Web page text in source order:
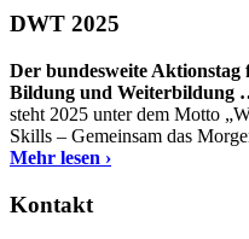
DWT 2025
Der bundesweite Aktionstag
Bildung und Weiterbildung
steht 2025 unter dem Motto
Skills – Gemeinsam das
Mehr lesen ›
Kontakt